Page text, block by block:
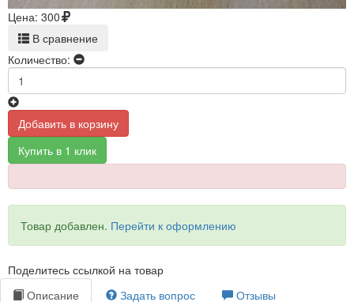
Цена: 300
В сравнение
Количество:
Добавить в корзину
Купить в 1 клик
Товар добавлен. Перейти к оформлению
Поделитесь ссылкой на товар
Описание
Задать вопрос Отзывы